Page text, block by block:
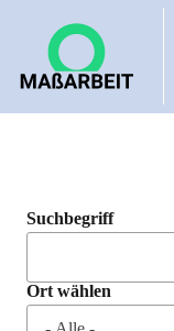
Suchbegriff
Ort wählen